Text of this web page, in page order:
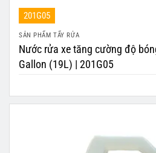
201G05
SẢN PHẨM TẨY RỬA
Nước rửa xe tăng cường độ
Gallon (19L) | 201G05